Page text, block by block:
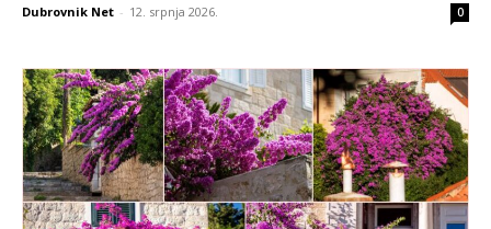
Dubrovnik Net - 12. srpnja 2026. 0